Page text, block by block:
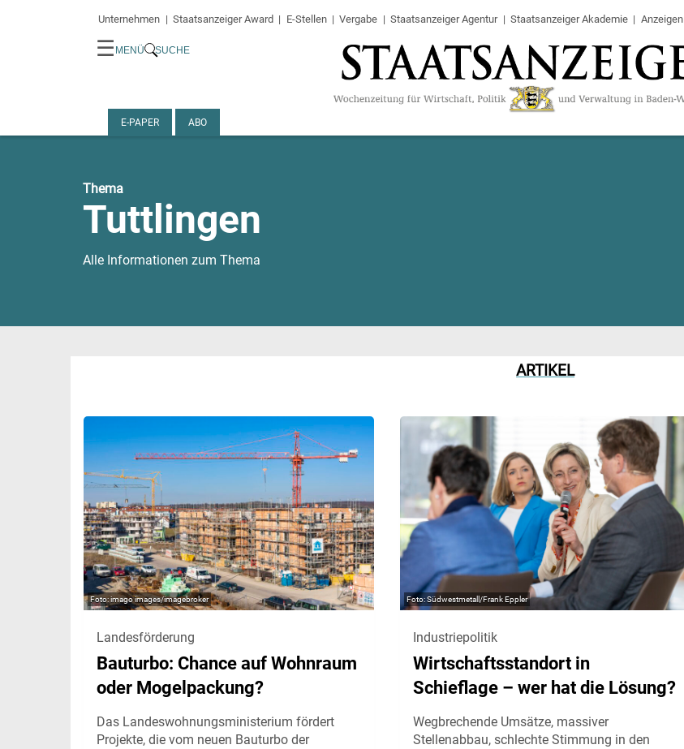
Unternehmen Staatsanzeiger Award E-Stellen Vergabe Staatsanzeiger Agentur Staatsanzeiger Akademie Anzeigen
☰ MENÜ SUCHE
E-PAPER ABO
Thema
Tuttlingen
Alle Informationen zum Thema
ARTIKEL
imago images/imagebroker
Landesförderung
Bauturbo: Chance auf Wohnraum
oder Mogelpackung?
Das Landeswohnungsministerium fördert
Projekte, die vom neuen Bauturbo der
Südwestmetall/Frank Eppler
Industriepolitik
Wirtschaftsstandort in
Schieflage – wer hat die Lösung?
Wegbrechende Umsätze, massiver
Stellenabbau, schlechte Stimmung in den